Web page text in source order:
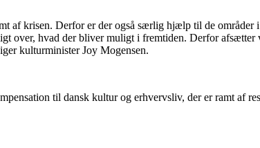
krisen. Derfor er der også særlig hjælp til de områder
over, hvad der bliver muligt i fremtiden. Derfor
kulturminister Joy Mogensen.
til dansk kultur og erhvervsliv, der er ramt